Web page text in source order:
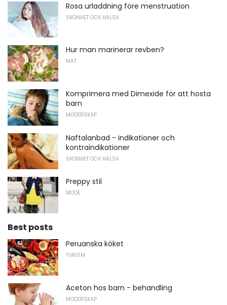
Rosa urladdning före menstruation
SKÖNHET OCH HÄLSA
Hur man marinerar revben?
MAT
Komprimera med Dimexide för att hosta
barn
MODERSKAP
Naftalanbad - indikationer och
kontraindikationer
SKÖNHET OCH HÄLSA
Preppy stil
MODE
Best posts
Peruanska köket
TURISM
Aceton hos barn - behandling
MODERSKAP